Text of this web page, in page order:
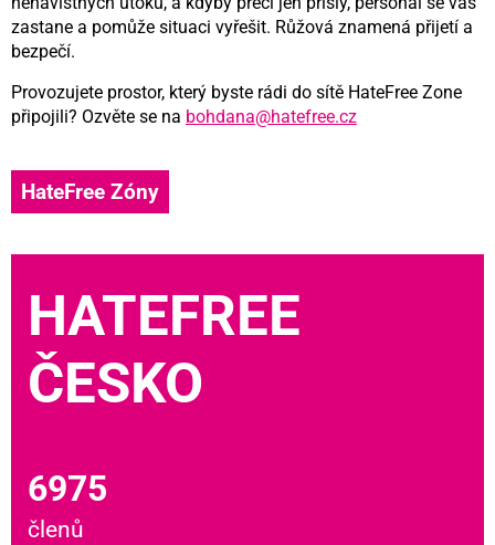
zastane a pomůže situaci vyřešit. Růžová znamená přijetí a
bezpečí.
Provozujete prostor, který byste rádi do sítě HateFree Zone
připojili? Ozvěte se na bohdana@hatefree.cz
HateFree Zóny
HATEFREE
ČESKO
6975
členů